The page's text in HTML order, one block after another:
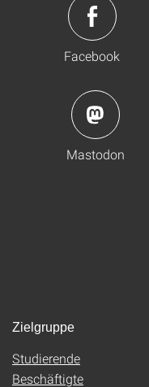
Facebook
Mastodon
Zielgruppe
Studierende
Beschäftigte